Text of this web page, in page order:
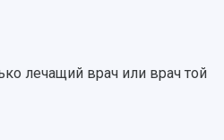
лечащий врач или врач той